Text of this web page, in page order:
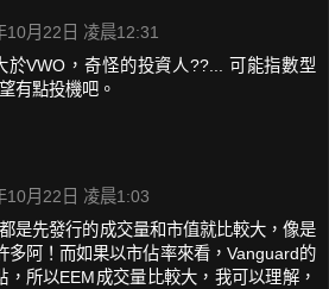
10月22日 凌晨12:31
於VWO，奇怪的投資人??... 可能指數型
有點投機吧。
10月22日 凌晨1:03
是先發行的成交量和市值就比較大，像是
多阿！而如果以市佔率來看，Vanguard的
，所以EEM成交量比較大，我可以理解，